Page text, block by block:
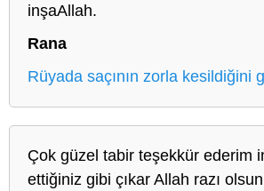
inşaAllah.
Rana
Rüyada saçının zorla kesildiğini
Çok güzel tabir teşekkür ederim
ettiğiniz gibi çıkar Allah razı olsun